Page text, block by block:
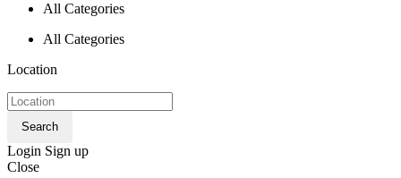
All Categories
All Categories
Location
Search
Login Sign up
Close